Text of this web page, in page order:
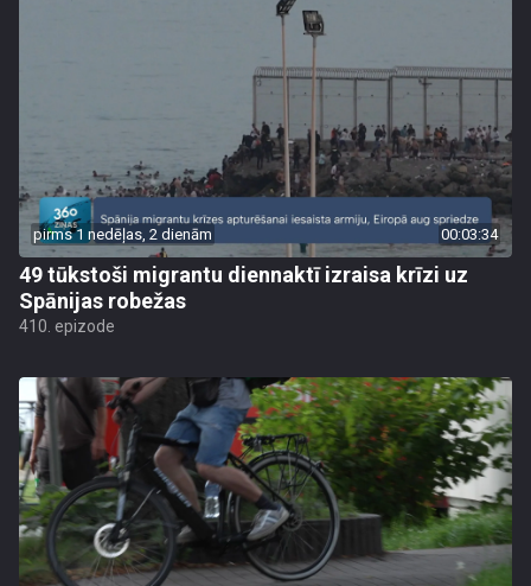
pirms 1 nedēļas, 2 dienām 00:03:34
49 tūkstoši migrantu diennaktī izraisa krīzi uz
Spānijas robežas
410. epizode